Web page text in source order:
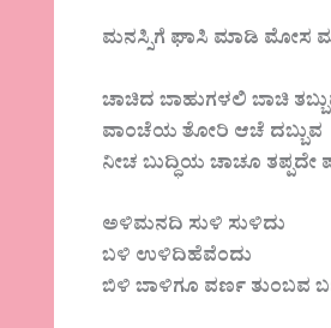
ಮನಸ್ಸಿಗೆ ಘಾಸಿ ಮಾಡಿ ಮೋಸ
ಚಾಚಿದ ಬಾಹುಗಳಲಿ ಬಾಚಿ
ವಾಂಚೆಯ ತೋರಿ ಆಚೆ ದಬ್ಬುವ
ನೀಚ ಬುದ್ಧಿಯ ಚಾಚೂ ತಪ್ಪದೇ
ಅಳಿಮನದಿ ಸುಳಿ ಸುಳಿದು
ಬಳಿ ಉಳಿದಿಹೆವೆಂದು
ಬಿಳಿ ಬಾಳಿಗೂ ವರ್ಣ ತುಂಬವ